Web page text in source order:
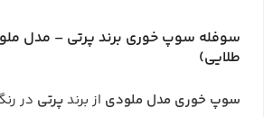
سوفله سوپ خوری برند پرتی – مدل
طلایی)
سوپ خوری مدل ملودی از برندپرتی در